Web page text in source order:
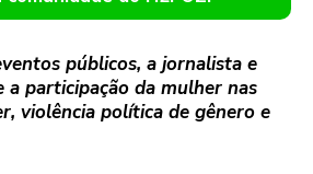
públicos, a jornalista e
a participação da mulher nas
violência política de gênero e